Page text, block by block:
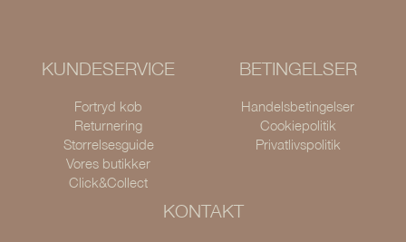
KUNDESERVICE
Fortryd køb
Returnering
Størrelsesguide
Vores butikker
Click&Collect
BETINGELSER
Handelsbetingelser
Cookiepolitik
Privatlivspolitik
KONTAKT